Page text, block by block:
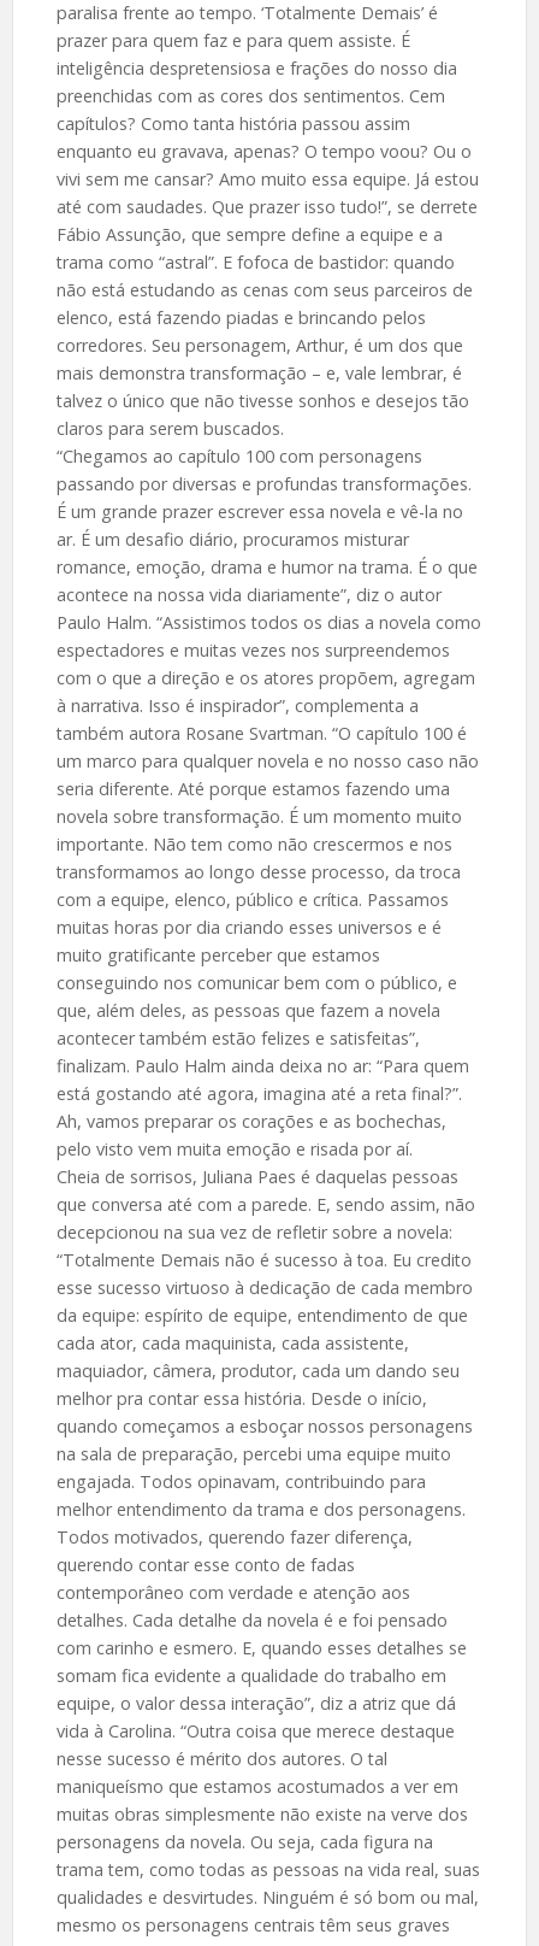
paralisa frente ao tempo. ‘Totalmente Demais’ é
prazer para quem faz e para quem assiste. É
inteligência despretensiosa e frações do nosso dia
preenchidas com as cores dos sentimentos. Cem
capítulos? Como tanta história passou assim
enquanto eu gravava, apenas? O tempo voou? Ou o
vivi sem me cansar? Amo muito essa equipe. Já estou
até com saudades. Que prazer isso tudo!”, se derrete
Fábio Assunção, que sempre define a equipe e a
trama como “astral”. E fofoca de bastidor: quando
não está estudando as cenas com seus parceiros de
elenco, está fazendo piadas e brincando pelos
corredores. Seu personagem, Arthur, é um dos que
mais demonstra transformação – e, vale lembrar, é
talvez o único que não tivesse sonhos e desejos tão
claros para serem buscados.
“Chegamos ao capítulo 100 com personagens
passando por diversas e profundas transformações.
É um grande prazer escrever essa novela e vê-la no
ar. É um desafio diário, procuramos misturar
romance, emoção, drama e humor na trama. É o que
acontece na nossa vida diariamente”, diz o autor
Paulo Halm. “Assistimos todos os dias a novela como
espectadores e muitas vezes nos surpreendemos
com o que a direção e os atores propõem, agregam
à narrativa. Isso é inspirador”, complementa a
também autora Rosane Svartman. “O capítulo 100 é
um marco para qualquer novela e no nosso caso não
seria diferente. Até porque estamos fazendo uma
novela sobre transformação. É um momento muito
importante. Não tem como não crescermos e nos
transformamos ao longo desse processo, da troca
com a equipe, elenco, público e crítica. Passamos
muitas horas por dia criando esses universos e é
muito gratificante perceber que estamos
conseguindo nos comunicar bem com o público, e
que, além deles, as pessoas que fazem a novela
acontecer também estão felizes e satisfeitas”,
finalizam. Paulo Halm ainda deixa no ar: “Para quem
está gostando até agora, imagina até a reta final?”.
Ah, vamos preparar os corações e as bochechas,
pelo visto vem muita emoção e risada por aí.
Cheia de sorrisos, Juliana Paes é daquelas pessoas
que conversa até com a parede. E, sendo assim, não
decepcionou na sua vez de refletir sobre a novela:
“Totalmente Demais não é sucesso à toa. Eu credito
esse sucesso virtuoso à dedicação de cada membro
da equipe: espírito de equipe, entendimento de que
cada ator, cada maquinista, cada assistente,
maquiador, câmera, produtor, cada um dando seu
melhor pra contar essa história. Desde o início,
quando começamos a esboçar nossos personagens
na sala de preparação, percebi uma equipe muito
engajada. Todos opinavam, contribuindo para
melhor entendimento da trama e dos personagens.
Todos motivados, querendo fazer diferença,
querendo contar esse conto de fadas
contemporâneo com verdade e atenção aos
detalhes. Cada detalhe da novela é e foi pensado
com carinho e esmero. E, quando esses detalhes se
somam fica evidente a qualidade do trabalho em
equipe, o valor dessa interação”, diz a atriz que dá
vida à Carolina. “Outra coisa que merece destaque
nesse sucesso é mérito dos autores. O tal
maniqueísmo que estamos acostumados a ver em
muitas obras simplesmente não existe na verve dos
personagens da novela. Ou seja, cada figura na
trama tem, como todas as pessoas na vida real, suas
qualidades e desvirtudes. Ninguém é só bom ou mal,
mesmo os personagens centrais têm seus graves